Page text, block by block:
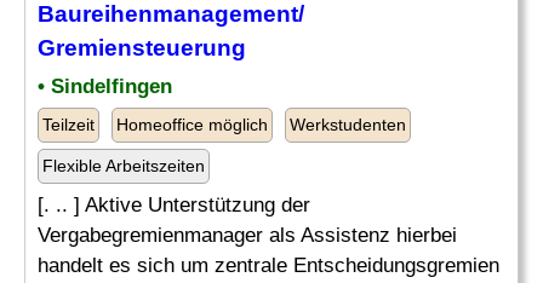
Baureihenmanagement/
Gremiensteuerung
• Sindelfingen
Teilzeit Homeoffice möglich Werkstudenten
Flexible Arbeitszeiten
[. .. ] Aktive Unterstützung der
Vergabegremienmanager als Assistenz hierbei
handelt es sich um zentrale Entscheidungsgremien